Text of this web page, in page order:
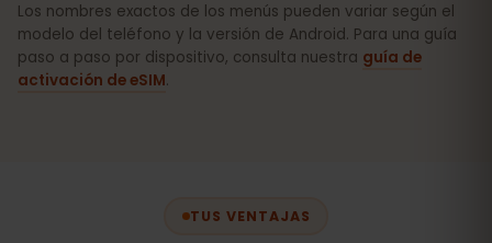
Los nombres exactos de los menús pueden variar según el
modelo del teléfono y la versión de Android. Para una guía
paso a paso por dispositivo, consulta nuestra guía de
activación de eSIM.
TUS VENTAJAS